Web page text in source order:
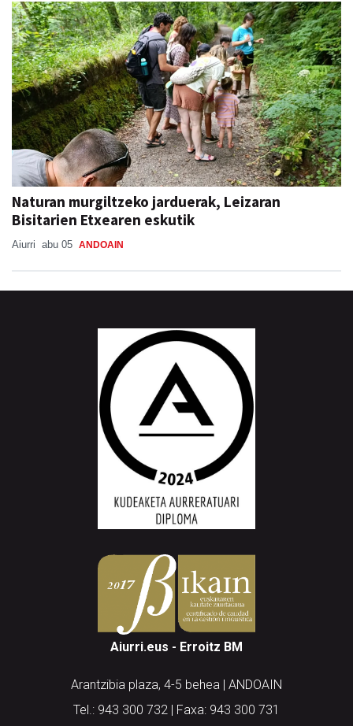
Naturan murgiltzeko jarduerak, Leizaran
Bisitarien Etxearen eskutik
Aiurri abu 05 ANDOAIN
Aiurri.eus - Erroitz BM
Arantzibia plaza, 4-5 behea | ANDOAIN
Tel.: 943 300 732 | Faxa: 943 300 731